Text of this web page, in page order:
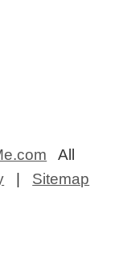
All
Sitemap